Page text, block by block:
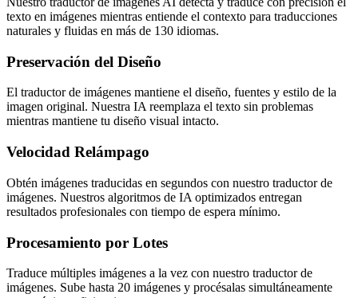
texto en imágenes mientras entiende el contexto para traducciones
naturales y fluidas en más de 130 idiomas.
Preservación del Diseño
El traductor de imágenes mantiene el diseño, fuentes y estilo de la
imagen original. Nuestra IA reemplaza el texto sin problemas
mientras mantiene tu diseño visual intacto.
Velocidad Relámpago
Obtén imágenes traducidas en segundos con nuestro traductor de
imágenes. Nuestros algoritmos de IA optimizados entregan
resultados profesionales con tiempo de espera mínimo.
Procesamiento por Lotes
Traduce múltiples imágenes a la vez con nuestro traductor de
imágenes. Sube hasta 20 imágenes y procésalas simultáneamente